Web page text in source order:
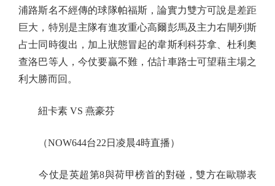
浦路斯名不經傳的球隊帕福斯，論實力雙方可說是差距
巨大，特別是主隊有進攻重心高爾彭馬及主力右閘列斯
占士同時復出，加上狀態冒起的韋斯利科芬拿、杜利奧
查洛巴等人，今仗要贏不難，估計車路士可望藉主場之
利大勝而回。
紐卡素 VS 燕豪芬
（NOW644台22日凌晨4時直播）
今仗是英超第8與荷甲榜首的對碰，雙方在歐聯表